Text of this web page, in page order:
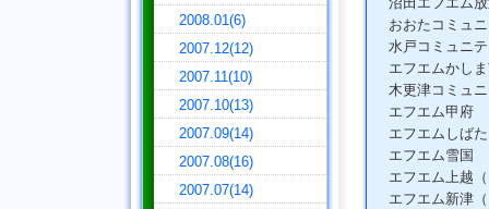
おおたコミュ
水戸コミュニ
エフエムかし
木更津コミュ
エフエム甲府
エフエムしば
エフエム雪国
エフエム上越
エフエム新津
2008.01(6)
2007.12(12)
2007.11(10)
2007.10(13)
2007.09(14)
2007.08(16)
2007.07(14)